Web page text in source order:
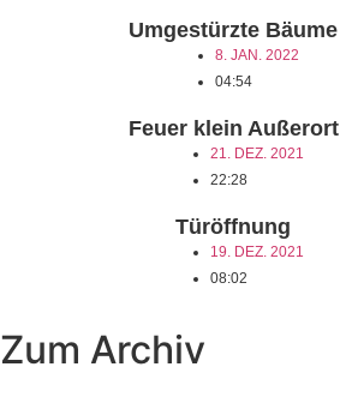
Umgestürzte Bäume
8. JAN. 2022
04:54
Feuer klein Außerort
21. DEZ. 2021
22:28
Türöffnung
19. DEZ. 2021
08:02
Zum Archiv